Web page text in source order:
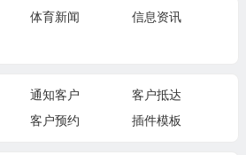
体育新闻
信息资讯
通知客户
客户抵达
客户预约 插件模板